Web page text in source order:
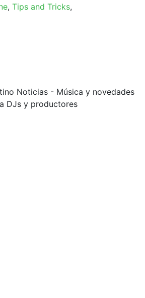
, Tips and Tricks,
Noticias - Música y novedades
DJs y productores